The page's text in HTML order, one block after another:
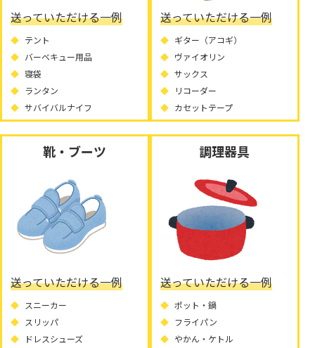
送っていただける一例
テント
バーベキュー用品
寝袋
ランタン
サバイバルナイフ
送っていただける一例
ギター（アコギ）
ヴァイオリン
サックス
リコーダー
カセットテープ
靴・ブーツ
送っていただける一例
スニーカー
スリッパ
ドレスシューズ
調理器具
送っていただける一例
ポット・鍋
フライパン
やかん・ケトル